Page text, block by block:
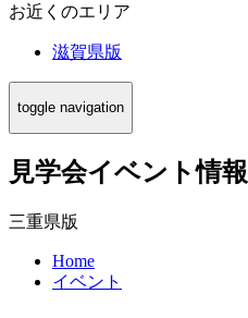
お近くのエリア
滋賀県版
toggle navigation
見学会イベント情報
三重県版
Home
イベント